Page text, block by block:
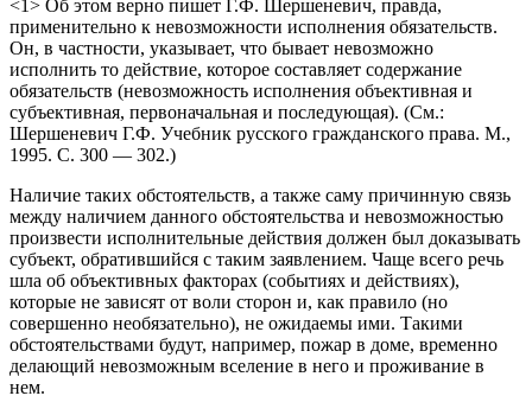
<1> Об этом верно пишет Г.Ф. Шершеневич, правда,
применительно к невозможности исполнения обязательств.
Он, в частности, указывает, что бывает невозможно
исполнить то действие, которое составляет содержание
обязательств (невозможность исполнения объективная и
субъективная, первоначальная и последующая). (См.:
Шершеневич Г.Ф. Учебник русского гражданского права. М.,
1995. С. 300 — 302.)
Наличие таких обстоятельств, а также саму причинную связь
между наличием данного обстоятельства и невозможностью
произвести исполнительные действия должен был доказывать
субъект, обратившийся с таким заявлением. Чаще всего речь
шла об объективных факторах (событиях и действиях),
которые не зависят от воли сторон и, как правило (но
совершенно необязательно), не ожидаемы ими. Такими
обстоятельствами будут, например, пожар в доме, временно
делающий невозможным вселение в него и проживание в
нем.